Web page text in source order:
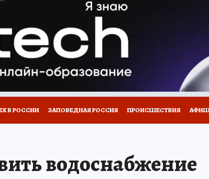
ГИД ПОТРЕБИТЕЛЯ
В РОССИИ ЗАПОВЕДНАЯ РОССИЯ ПРОИСШЕСТВИЯ
водоснабжение